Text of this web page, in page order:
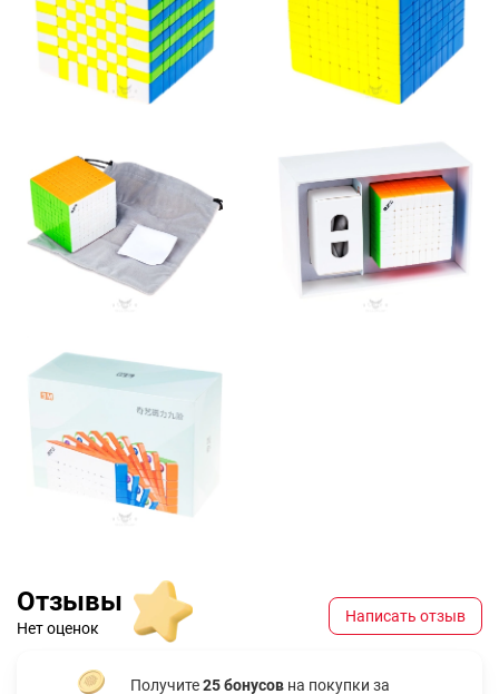
Профессиональный магнитный кубик Рубика для спидкубинга
Чии МоФанг 9х9х9 М Болл Кор – желанный новогодний
подарок для любителя логических игр, подарок на день
кубиками Рубика, возьмите ему головоломку в подарок, это
будет полезный и радостный сюрприз.
Отзывы
Нет оценок
Написать отзыв
Получите25 бонусов на покупки за